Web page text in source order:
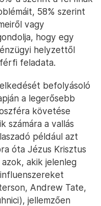
58% szerint
vagy
hogy egy
helyzettől
feladata.
befolyásoló
a legerősebb
követése
számára a vallás
például azt
óta Jézus Krisztus
akik jelenleg
Andrew Tate,
jellemzően